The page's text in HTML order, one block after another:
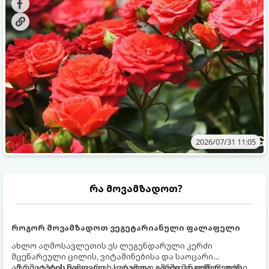
ვიცოდეთ, რომელი სასუქები გამოიყენება ამ დროს.
2026/07/31 11:05
რა მოვამზადოთ?
როგორ მოვამზადოთ ვეგეტარიანული ფალაფელი
ახლო აღმოსავლეთის ეს ლეგენდარული კერძი
მცენარეული ცილის, ვიტამინებისა და საოცარი